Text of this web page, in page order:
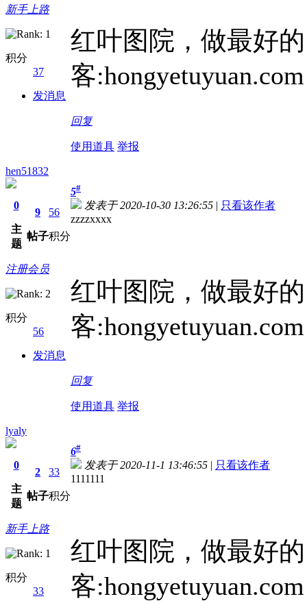
新手上路
积分
37
发消息
红叶图院，做最好
客:hongyetuyuan.com
回复
使用道具 举报
hen51832
0
主
题
9
帖子
56
积分
注册会员
积分
56
发消息
5#
发表于 2020-10-30 13:26:55 | 只看该作者
zzzzxxxx
红叶图院，做最好
客:hongyetuyuan.com
回复
使用道具 举报
lyaly
0
主
题
2
帖子
33
积分
新手上路
积分
33
6#
发表于 2020-11-1 13:46:55 | 只看该作者
1111111
红叶图院，做最好
客:hongyetuyuan.com